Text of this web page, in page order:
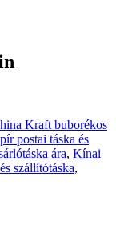
Kraft buborékos
postai táska és
ára, Kínai
szállítótáska,